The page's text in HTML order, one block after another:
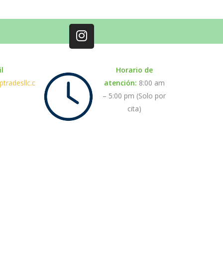
Horario de
atención: 8:00 am
– 5:00 pm (Solo por
cita)